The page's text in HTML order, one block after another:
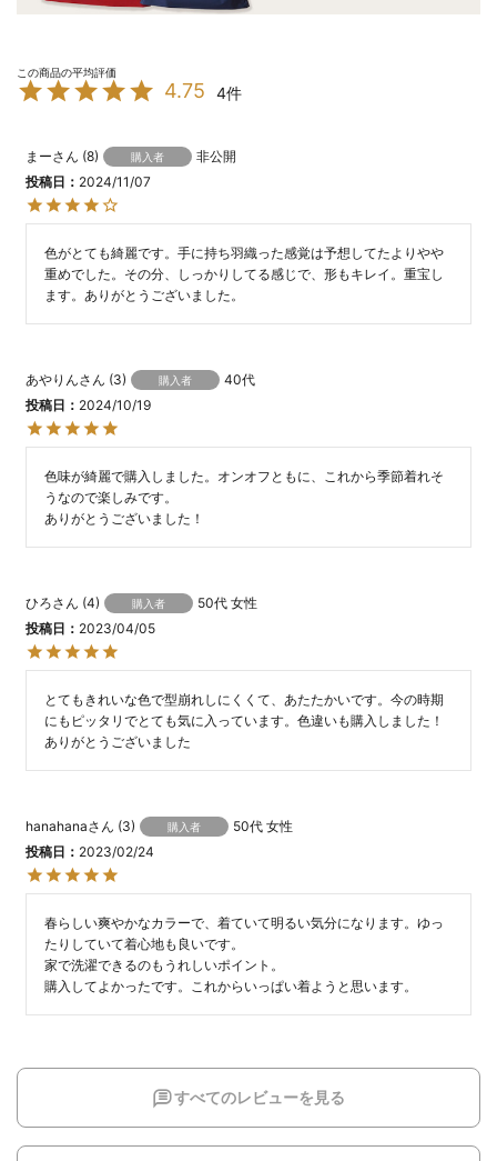
4.75 4
まー 8 購入者
非公開
投稿日
2024/11/07
色がとても綺麗です。手に持ち羽織った感覚は予想してたよりやや
重めでした。その分、しっかりしてる感じで、形もキレイ。重宝し
ます。ありがとうございました。
あやりん 3 購入者
40代
投稿日
2024/10/19
色味が綺麗で購入しました。オンオフともに、これから季節着れそ
うなので楽しみです。
ありがとうございました！
ひろ 4 購入者 50代 女性
投稿日
2023/04/05
とてもきれいな色で型崩れしにくくて、あたたかいです。今の時期
にもピッタリでとても気に入っています。色違いも購入しました！
ありがとうございました
hanahana 3 購入者 50代 女性
投稿日
2023/02/24
春らしい爽やかなカラーで、着ていて明るい気分になります。ゆっ
たりしていて着心地も良いです。
家で洗濯できるのもうれしいポイント。
購入してよかったです。これからいっぱい着ようと思います。
すべてのレビューを見る